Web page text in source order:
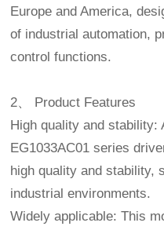
Europe and America,
of industrial automation,
control functions.
2、 Product Features
High quality and stability:
EG1033AC01 series
high quality and stability,
industrial environments.
Widely applicable: This